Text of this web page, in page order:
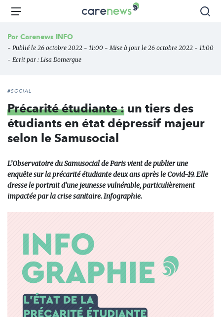
Aller
principal
Carenews,
des
Menu
Par Carenews INFO
- Publié le 26 octobre 2022 - 11:00 - Mise à jour le 26 octobre 2022 - 11:00
- Ecrit par : Lisa Domergue
#SOCIAL
Précarité étudiante : un tiers des
étudiants en état dépressif majeur
selon le Samusocial
L’Observatoire du Samusocial de Paris vient de publier une
enquête sur la précarité étudiante deux ans après le Covid-19. Elle
dresse le portrait d’une jeunesse vulnérable, particulièrement
impactée par la crise sanitaire. Infographie.